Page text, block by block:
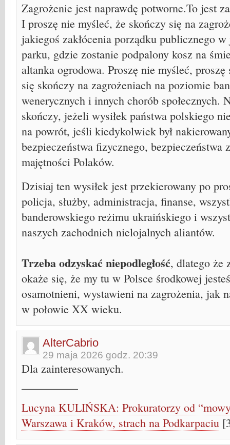
Zagrożenie jest naprawdę potworne.To jest
I proszę nie myśleć, że skończy się na
jakiegoś zakłócenia porządku publicznego
parku, gdzie zostanie podpalony kosz na
altanka ogrodowa. Proszę nie myśleć,
się skończy na zagrożeniach na poziomie
wenerycznych i innych chorób społecznych.
skończy, jeżeli wysiłek państwa polskiego
na powrót, jeśli kiedykolwiek był
bezpieczeństwa fizycznego, bezpieczeństwa
majętności Polaków.
Dzisiaj ten wysiłek jest przekierowany po
policja, służby, administracja, finanse,
banderowskiego reżimu ukraińskiego i
naszych zachodnich nielojalnych aliantów.
Trzeba odzyskać niepodległość, dlatego że
okaże się, że my tu w Polsce środkowej
osamotnieni, wystawieni na zagrożenia, jak
w połowie XX wieku.
AlterCabrio
29 maja 2026 godz. 20:39
Dla zainteresowanych.
Lucyna KULIŃSKA: Prokuratorzy od
Warszawa i Kraków, strach na Podkarpaciu